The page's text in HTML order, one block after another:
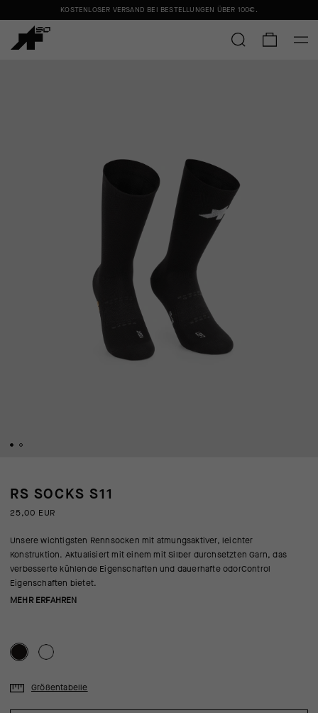
KOSTENLOSER VERSAND BEI BESTELLUNGEN ÜBER 100€ .
RS SOCKS S11
25,00 EUR
Unsere wichtigsten Rennsocken mit atmungsaktiver, leichter
Konstruktion. Aktualisiert mit einem mit Silber durchsetzten Garn, das
verbesserte kühlende Eigenschaften und dauerhafte odorControl
Eigenschaften bietet.
MEHR ERFAHREN
Größentabelle